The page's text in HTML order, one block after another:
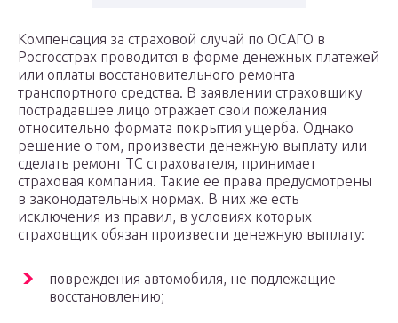
Компенсация за страховой случай по ОСАГО в
Росгосстрах проводится в форме денежных платежей
или оплаты восстановительного ремонта
транспортного средства. В заявлении страховщику
пострадавшее лицо отражает свои пожелания
относительно формата покрытия ущерба. Однако
решение о том, произвести денежную выплату или
сделать ремонт ТС страхователя, принимает
страховая компания. Такие ее права предусмотрены
в законодательных нормах. В них же есть
исключения из правил, в условиях которых
страховщик обязан произвести денежную выплату:
повреждения автомобиля, не подлежащие
восстановлению;